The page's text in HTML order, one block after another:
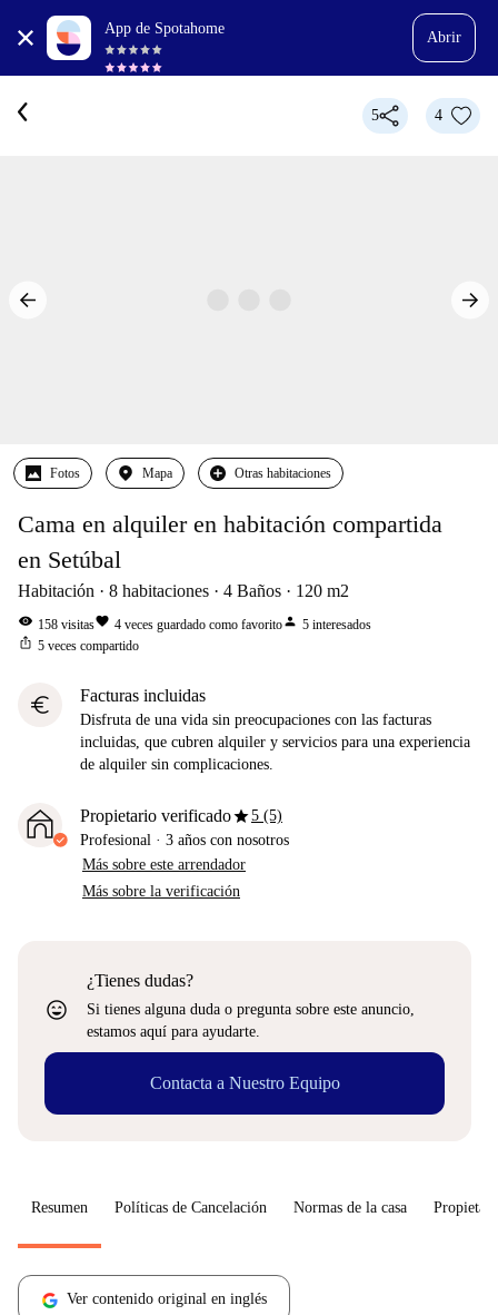
App de Spotahome
Abrir
5 4
Fotos Mapa Otras habitaciones
Cama en alquiler en habitación compartida
en Setúbal
Habitación 8 habitaciones 4 Baños 120 m2
visibility 158 visitasfavorite 4 veces guardado como favoritoperson 5 interesados
ios_share 5 veces compartido
euro Facturas incluidas
Disfruta de una vida sin preocupaciones con las facturas
incluidas, que cubren alquiler y servicios para una experiencia
de alquiler sin complicaciones.
Propietario verificadostar5 (5)
Profesional · 3 años con nosotros
Más sobre este arrendador
Más sobre la verificación
sentiment_very_satisfied
¿Tienes dudas?
Si tienes alguna duda o pregunta sobre este anuncio,
estamos aquí para ayudarte.
Contacta a Nuestro Equipo
Resumen Políticas de Cancelación Normas de la casa
Ver contenido original en inglés